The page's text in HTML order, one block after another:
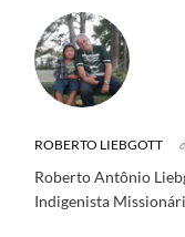
ROBERTO LIEBGOTT
Roberto Antônio
Indigenista